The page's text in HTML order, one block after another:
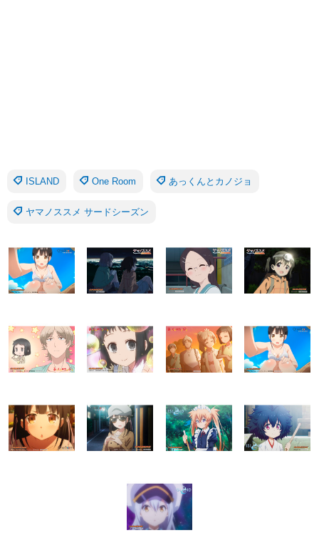
ISLAND One Room あっくんとカノジョ
ヤマノススメ サードシーズン